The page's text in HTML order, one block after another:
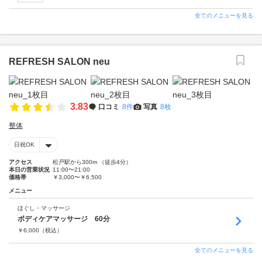
全てのメニューを見る
REFRESH SALON neu
3.83 口コミ 8件 写真 8枚
整体
日祝OK
アクセス
松戸駅から300m （徒歩4分）
本日の営業状況 11:00〜21:00
価格帯
￥3,000〜￥6,500
メニュー
ほぐし・マッサージ
ボディケアマッサージ 60分
￥6,000 （税込）
全てのメニューを見る